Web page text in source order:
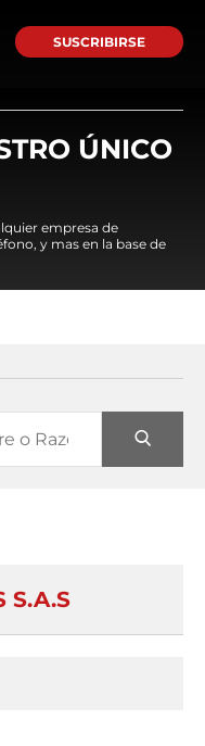
SUSCRIBIRSE
ÚNICO
empresa de
y mas en la base de
S.A.S